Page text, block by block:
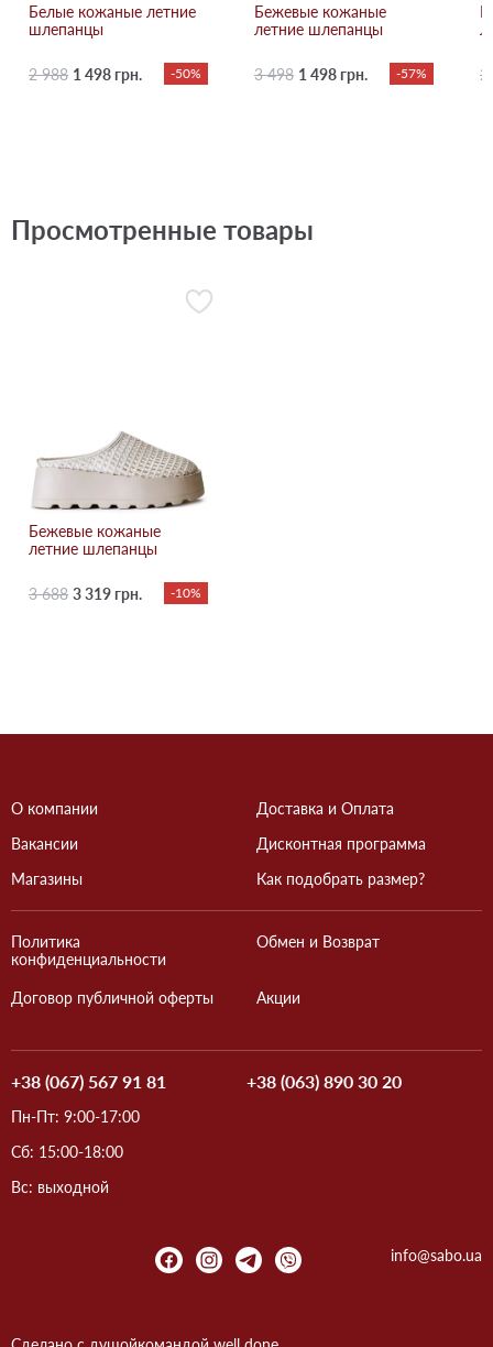
Белые кожаные летние
шлепанцы
2 988 1 498 грн. -50%
Бежевые кожаные
летние шлепанцы
3 498 1 498 грн. -57% 2
Просмотренные товары
Бежевые кожаные
летние шлепанцы
3 688 3 319 грн. -10%
О компании
Вакансии
Магазины
Доставка и Оплата
Дисконтная программа
Как подобрать размер?
Политика
конфиденциальности
Договор публичной оферты
Обмен и Возврат
Акции
+38 (067) 567 91 81 +38 (063) 890 30 20
Пн-Пт: 9:00-17:00
Сб: 15:00-18:00
Вс: выходной
info@sabo.ua